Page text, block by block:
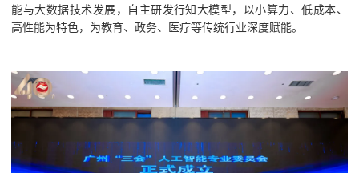
能与大数据技术发展，自主研发行知大模型，以小算力、低成本、
高性能为特色，为教育、政务、医疗等传统行业深度赋能。